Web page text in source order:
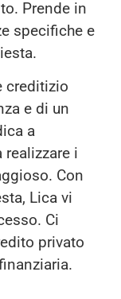
Prende in
specifiche e
creditizio
e di un
a
i
Con
Lica vi
Ci
privato